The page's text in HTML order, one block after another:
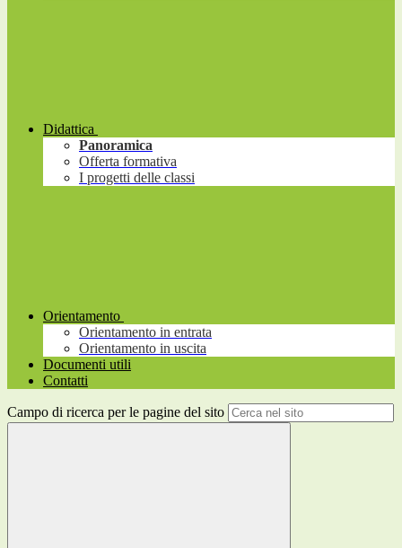
Didattica
Panoramica
Offerta formativa
I progetti delle classi
Orientamento
Orientamento in entrata
Orientamento in uscita
Documenti utili
Contatti
Campo di ricerca per le pagine del sito